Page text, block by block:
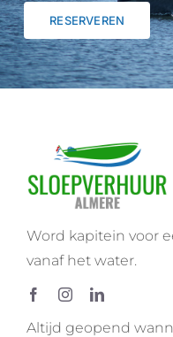
RESERVEREN
Word kapitein voor
vanaf het water.
Altijd geopend